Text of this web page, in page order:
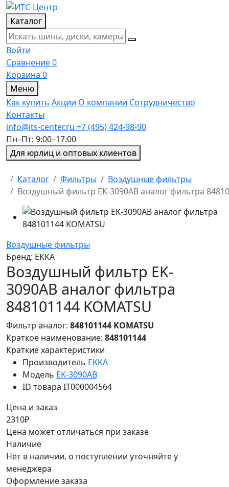
Каталог
Войти
Сравнение0
Корзина 0
Меню
Как купить Акции О компании Сотрудничество
Контакты
info@its-center.ru +7 (495) 424-98-90
Пн–Пт: 9:00–17:00
Для юрлиц и оптовых клиентов
Главная
Каталог Фильтры
Воздушные фильтры
Воздушный фильтр EK-3090AB аналог фильтра
Воздушные фильтры
Бренд: EKKA
Воздушный фильтр EK-
3090AB аналог фильтра
848101144 KOMATSU
Фильтр аналог: 848101144 KOMATSU
Краткое наименование: 848101144
Краткие характеристики
Производитель EKKA
Модель EK-3090AB
ID товара IT000004564
Цена и заказ
2310₽
Цена может отличаться при заказе
Наличие
Нет в наличии, о поступлении уточняйте у
менеджера
Оформление заказа